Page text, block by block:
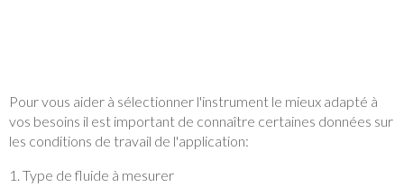
Pour vous aider à sélectionner l'instrument le mieux adapté à
vos besoins il est important de connaître certaines données sur
les conditions de travail de l'application:
1. Type de fluide à mesurer